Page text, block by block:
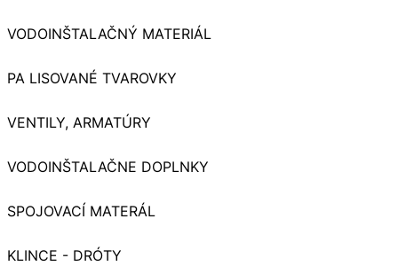
VODOINŠTALAČNÝ MATERIÁL
PA LISOVANÉ TVAROVKY
VENTILY, ARMATÚRY
VODOINŠTALAČNE DOPLNKY
SPOJOVACÍ MATERÁL
KLINCE - DRÓTY